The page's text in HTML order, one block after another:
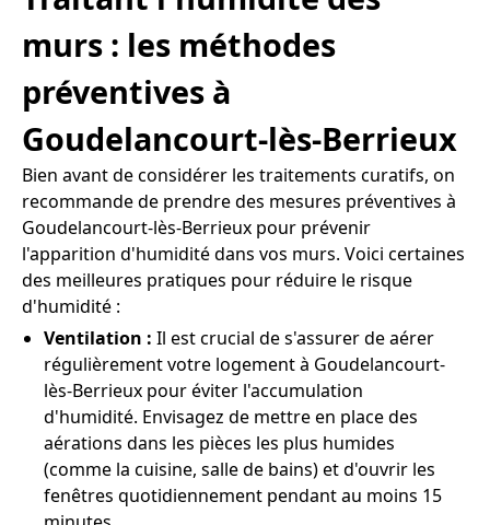
murs : les méthodes
préventives à
Goudelancourt-lès-Berrieux
Bien avant de considérer les traitements curatifs, on
recommande de prendre des mesures préventives à
Goudelancourt-lès-Berrieux pour prévenir
l'apparition d'humidité dans vos murs. Voici certaines
des meilleures pratiques pour réduire le risque
d'humidité :
Ventilation : Il est crucial de s'assurer de aérer
régulièrement votre logement à Goudelancourt-
lès-Berrieux pour éviter l'accumulation
d'humidité. Envisagez de mettre en place des
aérations dans les pièces les plus humides
(comme la cuisine, salle de bains) et d'ouvrir les
fenêtres quotidiennement pendant au moins 15